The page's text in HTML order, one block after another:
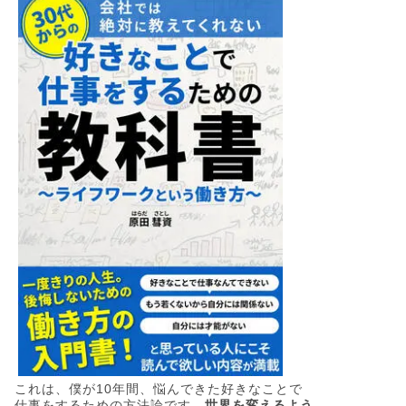
これは、僕が10年間、悩んできた好きなことで